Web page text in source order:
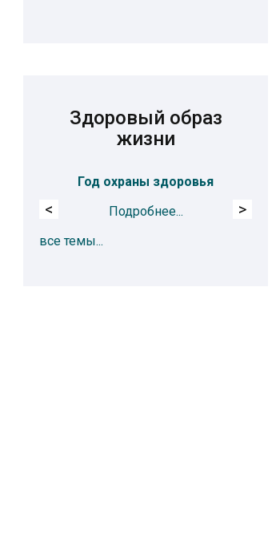
Здоровый образ
жизни
Год охраны здоровья
Подробнее...
< >
все темы...